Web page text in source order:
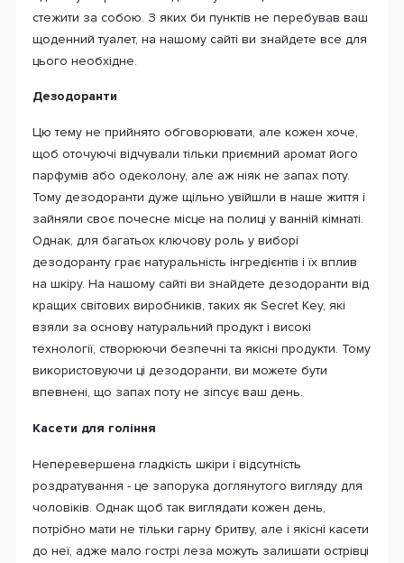
стежити за собою. З яких би пунктів не перебував ваш
щоденний туалет, на нашому сайті ви знайдете все для
цього необхідне.
Дезодоранти
Цю тему не прийнято обговорювати, але кожен хоче,
щоб оточуючі відчували тільки приємний аромат його
парфумів або одеколону, але аж ніяк не запах поту.
Тому дезодоранти дуже щільно увійшли в наше життя і
зайняли своє почесне місце на полиці у ванній кімнаті.
Однак, для багатьох ключову роль у виборі
дезодоранту грає натуральність інгредієнтів і їх вплив
на шкіру. На нашому сайті ви знайдете дезодоранти від
кращих світових виробників, таких як Secret Key, які
взяли за основу натуральний продукт і високі
технології, створюючи безпечні та якісні продукти. Тому
використовуючи ці дезодоранти, ви можете бути
впевнені, що запах поту не зіпсує ваш день.
Касети для гоління
Неперевершена гладкість шкіри і відсутність
роздратування - це запорука доглянутого вигляду для
чоловіків. Однак щоб так виглядати кожен день,
потрібно мати не тільки гарну бритву, але і якісні касети
до неї, адже мало гострі леза можуть залишати острівці